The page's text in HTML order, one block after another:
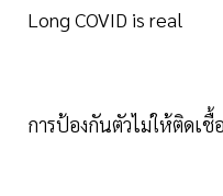
Long COVID is real
การป้องกันตัวไม่ให้ติดเ